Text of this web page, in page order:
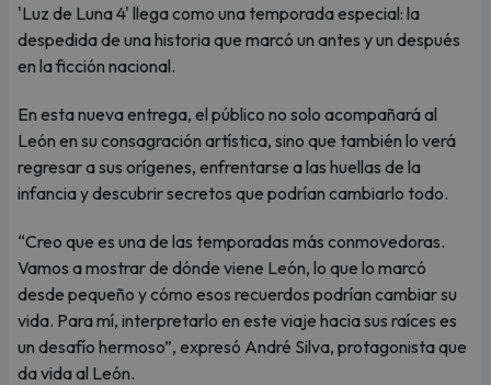
'Luz de Luna 4' llega como una temporada especial: la
despedida de una historia que marcó un antes y un después
en la ficción nacional.
En esta nueva entrega, el público no solo acompañará al
León en su consagración artística, sino que también lo verá
regresar a sus orígenes, enfrentarse a las huellas de la
infancia y descubrir secretos que podrían cambiarlo todo.
“Creo que es una de las temporadas más conmovedoras.
Vamos a mostrar de dónde viene León, lo que lo marcó
desde pequeño y cómo esos recuerdos podrían cambiar su
vida. Para mí, interpretarlo en este viaje hacia sus raíces es
un desafío hermoso”, expresó André Silva, protagonista que
da vida al León.